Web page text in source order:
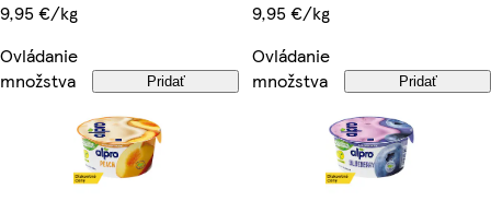
9,95 €/kg
Ovládanie
množstva
Pridať
9,95 €/kg
Ovládanie
množstva
Pridať